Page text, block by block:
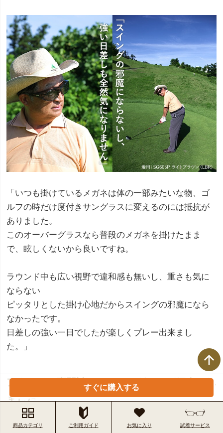
「いつも掛けているメガネは体の一部みたいな物、ゴ
ルフの時だけ度付きサングラスに変えるのには抵抗が
ありました。
このオーバーグラスなら普段のメガネを掛けたまま
で、眩しくないから良いですね。
ラウンド中も広い視野で違和感も無いし、重さも気に
ならない
ピッタリとした掛け心地だからスイングの邪魔になら
なかったです。
日差しの強い一日でしたが楽しくプレー出来まし
た。」
アウトドア専門誌でオーバーグラスが紹介され
ました
すぐに購入する
商品カテゴリ ご利用ガイド お気に入り 試着サービス